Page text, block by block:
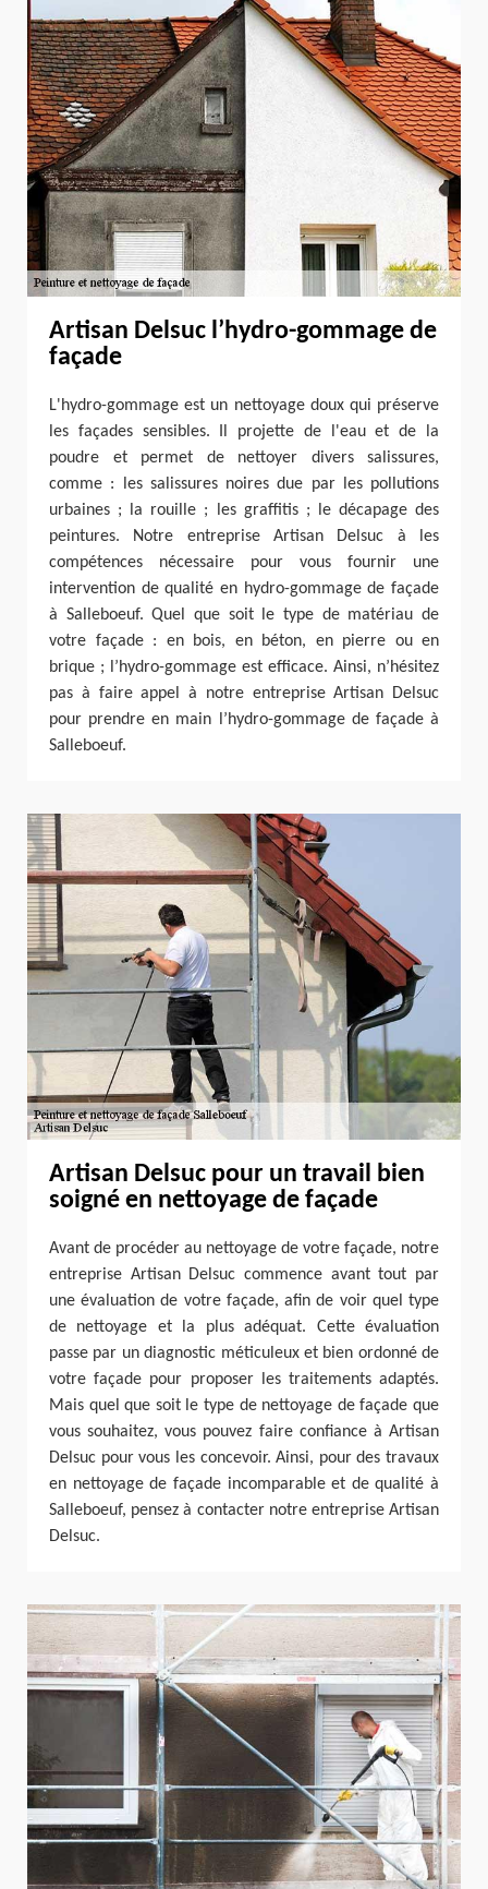
Artisan Delsuc l’hydro-gommage de
façade
L'hydro-gommage est un nettoyage doux qui préserve
les façades sensibles. Il projette de l'eau et de la
poudre et permet de nettoyer divers salissures,
comme : les salissures noires due par les pollutions
urbaines ; la rouille ; les graffitis ; le décapage des
peintures. Notre entreprise Artisan Delsuc à les
compétences nécessaire pour vous fournir une
intervention de qualité en hydro-gommage de façade
à Salleboeuf. Quel que soit le type de matériau de
votre façade : en bois, en béton, en pierre ou en
brique ; l’hydro-gommage est efficace. Ainsi, n’hésitez
pas à faire appel à notre entreprise Artisan Delsuc
pour prendre en main l’hydro-gommage de façade à
Salleboeuf.
Artisan Delsuc pour un travail bien
soigné en nettoyage de façade
Avant de procéder au nettoyage de votre façade, notre
entreprise Artisan Delsuc commence avant tout par
une évaluation de votre façade, afin de voir quel type
de nettoyage et la plus adéquat. Cette évaluation
passe par un diagnostic méticuleux et bien ordonné de
votre façade pour proposer les traitements adaptés.
Mais quel que soit le type de nettoyage de façade que
vous souhaitez, vous pouvez faire confiance à Artisan
Delsuc pour vous les concevoir. Ainsi, pour des travaux
en nettoyage de façade incomparable et de qualité à
Salleboeuf, pensez à contacter notre entreprise Artisan
Delsuc.